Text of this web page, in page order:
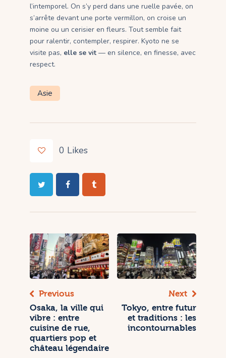
l’intemporel. On s’y perd dans une ruelle pavée, on
s’arrête devant une porte vermillon, on croise un
moine ou un cerisier en fleurs. Tout semble fait
pour ralentir, contempler, respirer. Kyoto ne se
visite pas, elle se vit — en silence, en finesse, avec
respect.
Asie
0 Likes
Previous
Osaka, la ville qui
vibre : entre
cuisine de rue,
quartiers pop et
château légendaire
Next
Tokyo, entre futur
et traditions : les
incontournables